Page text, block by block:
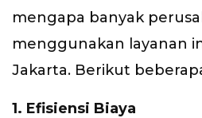
mengapa banyak
menggunakan layanan
Jakarta. Berikut
1. Efisiensi Biaya